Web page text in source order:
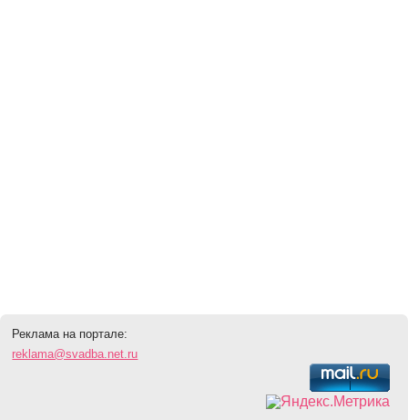
Реклама на портале:
reklama@svadba.net.ru